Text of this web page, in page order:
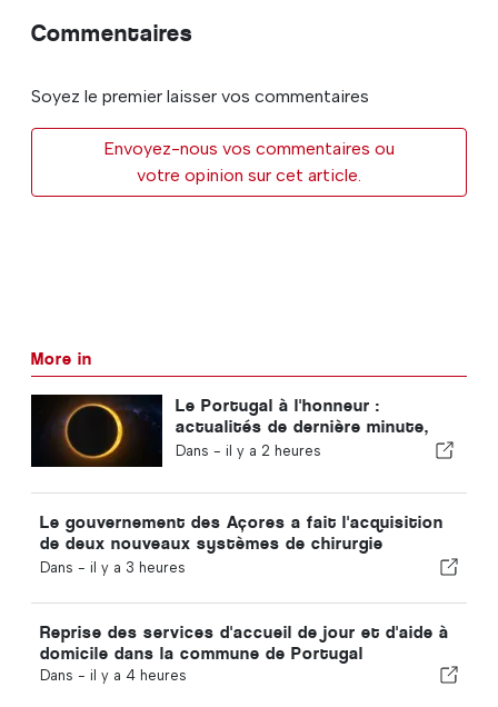
Commentaires
Soyez le premier laisser vos commentaires
Envoyez-nous vos commentaires ou
votre opinion sur cet article.
More in
Le Portugal à l'honneur :
actualités de dernière minute,
tendances touristiques et les
Dans - il y a 2 heures
Le gouvernement des Açores a fait l'acquisition
de deux nouveaux systèmes de chirurgie
robotisée
Dans - il y a 3 heures
Reprise des services d'accueil de jour et d'aide à
domicile dans la commune de Portugal
Dans - il y a 4 heures